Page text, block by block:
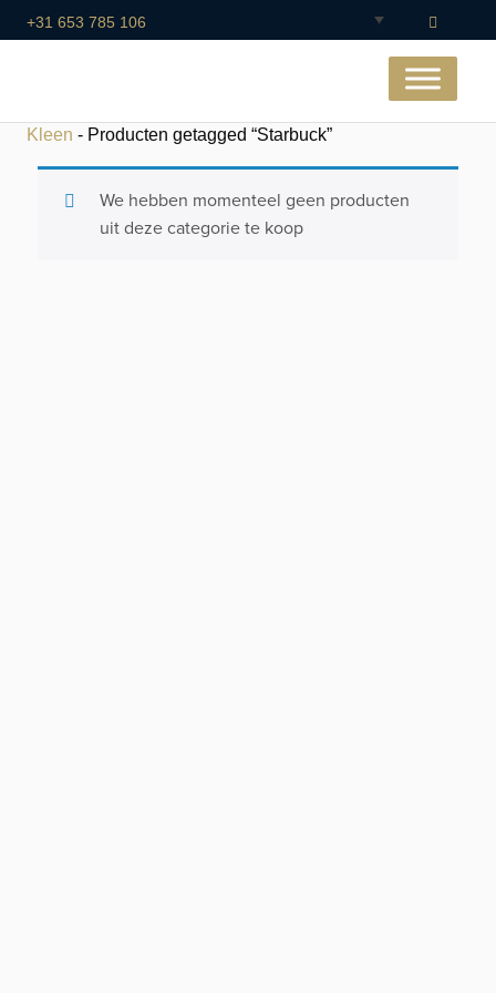
+31 653 785 106
Kleen - Producten getagged “Starbuck”
We hebben momenteel geen producten
uit deze categorie te koop